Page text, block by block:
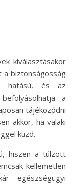
kiválasztásakor
a biztonságosság
hatású, és az
a
tájékozódni
akkor, ha valaki
küzd.
hiszen a túlzott
kellemetlen
egészségügyi